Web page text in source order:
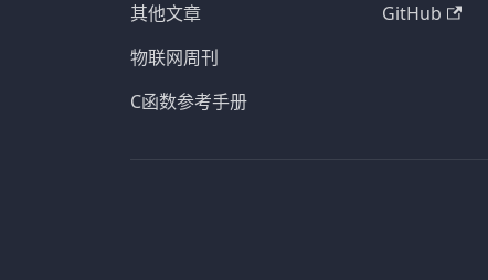
其他文章
物联网周刊
C函数参考手册
GitHub